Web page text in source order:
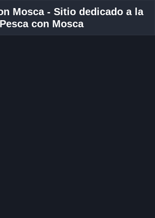
Mosca - Sitio dedicado a la
Pesca con Mosca